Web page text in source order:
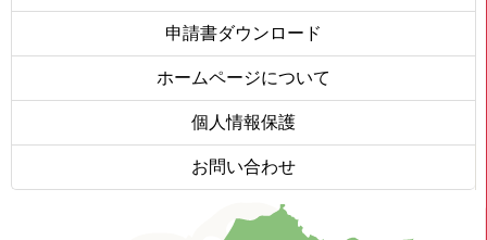
申請書ダウンロード
ホームページについて
個人情報保護
お問い合わせ